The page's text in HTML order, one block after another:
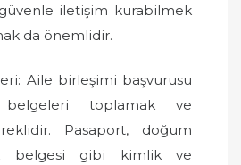
iletişim kurabilmek
da önemlidir.
Aile birleşimi başvurusu
toplamak ve
Pasaport, doğum
belgesi gibi kimlik ve